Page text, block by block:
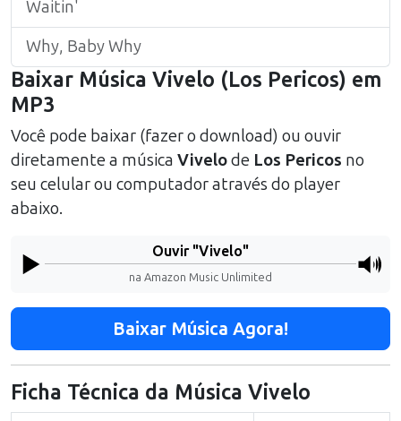
Waitin'
Why, Baby Why
Baixar Música Vivelo (Los Pericos) em
MP3
Você pode baixar (fazer o download) ou ouvir
diretamente a música Vivelode Los Pericos no
seu celular ou computador através do player
abaixo.
Ouvir "Vivelo"
na Amazon Music Unlimited
Baixar Música Agora!
Ficha Técnica da Música Vivelo